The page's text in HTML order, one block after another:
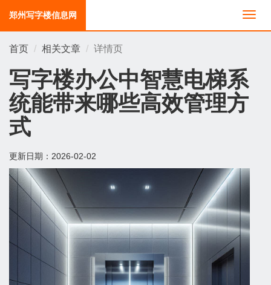
切
换
郑州写字楼信息网
首页 相关文章 详情页
写字楼办公中智慧电梯系
统能带来哪些高效管理方
式
更新日期： 2026-02-02